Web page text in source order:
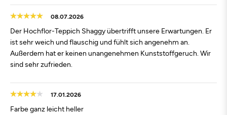
08.07.2026
Der Hochflor-Teppich Shaggy übertrifft unsere Erwartungen. Er
ist sehr weich und flauschig und fühlt sich angenehm an.
Außerdem hat er keinen unangenehmen Kunststoffgeruch. Wir
sind sehr zufrieden.
17.01.2026
Farbe ganz leicht heller